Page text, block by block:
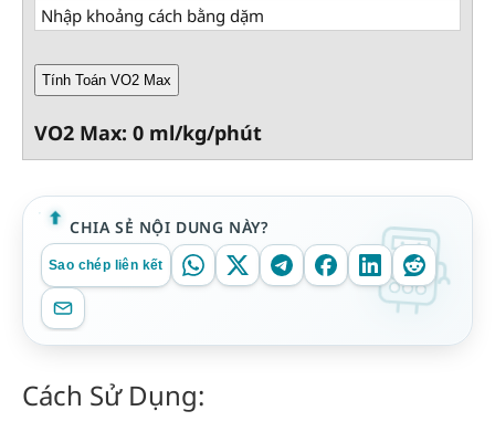
Tính Toán VO2 Max
VO2 Max: 0 ml/kg/phút
CHIA SẺ NỘI DUNG NÀY?
Sao chép liên kết
Cách Sử Dụng: